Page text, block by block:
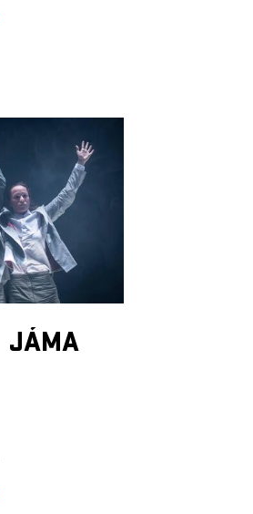
JÁMA